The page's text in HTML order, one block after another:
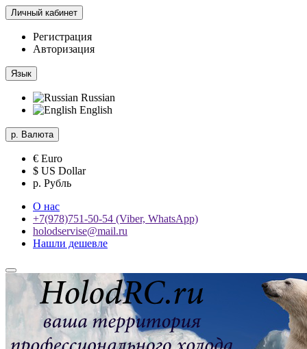
Личный кабинет
Регистрация
Авторизация
Язык
Russian
English
р. Валюта
€ Euro
$ US Dollar
р. Рубль
О нас
+7(978)751-50-54 (Viber, WhatsApp)
holodservise@mail.ru
Нашли дешевле